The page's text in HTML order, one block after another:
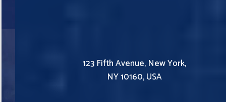
123 Fifth Avenue, New York,
NY 10160, USA